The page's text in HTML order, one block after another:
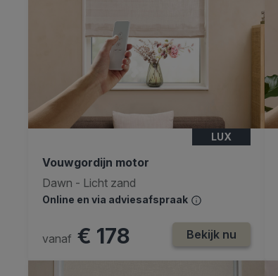
LUX
Vouwgordijn motor
Dawn - Licht zand
Online en via adviesafspraak
vanaf € 178 Bekijk nu